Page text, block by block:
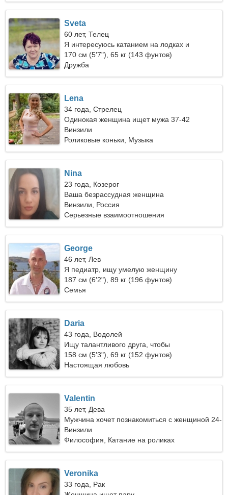
Sveta
60 лет, Телец
Я интересуюсь катанием на лодках и
автомобилями
170 см (5'7"), 65 кг (143 фунтов)
Дружба
Lena
34 года, Стрелец
Одинокая женщина ищет мужа 37-42
Винзили
Роликовые коньки, Музыка
Nina
23 года, Козерог
Ваша безрассудная женщина
Винзили, Россия
Серьезные взаимоотношения
George
46 лет, Лев
Я педиатр, ищу умелую женщину
187 см (6'2"), 89 кг (196 фунтов)
Семья
Daria
43 года, Водолей
Ищу талантливого друга, чтобы
путешествовать вместе
158 см (5'3"), 69 кг (152 фунтов)
Настоящая любовь
Valentin
35 лет, Дева
Мужчина хочет познакомиться с женщиной 24-
30
Винзили
Философия, Катание на роликах
Veronika
33 года, Рак